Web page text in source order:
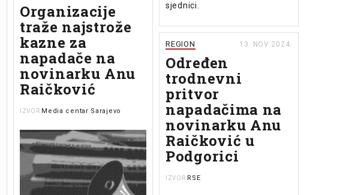
sjednici.
Organizacije
traže najstrože
kazne za
napadače na
novinarku Anu
Raičković
IZVOR Media centar Sarajevo
REGION 13. NOV 2024.
Određen
trodnevni
pritvor
napadačima na
novinarku Anu
Raičković u
Podgorici
IZVOR RSE